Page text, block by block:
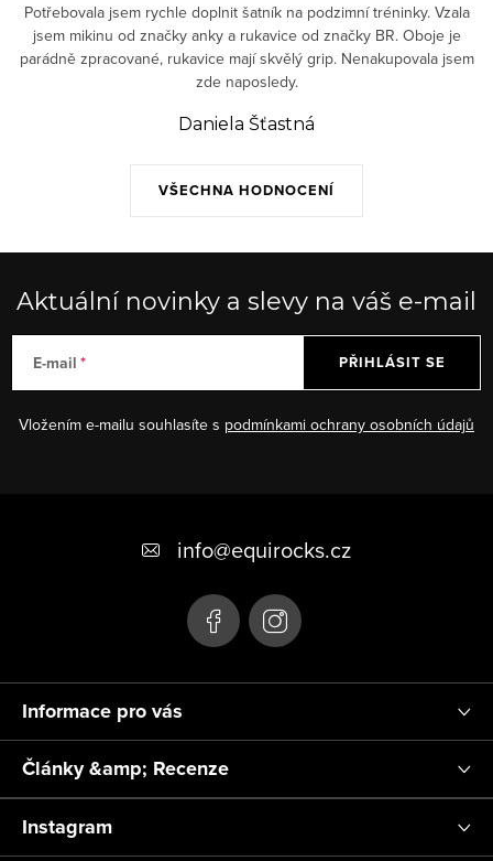
VŠECHNA HODNOCENÍ
Potřebovala jsem rychle doplnit šatník na podzimní tréninky. Vzala
jsem mikinu od značky anky a rukavice od značky BR. Oboje je
parádně zpracované, rukavice mají skvělý grip. Nenakupovala jsem
zde naposledy.
Daniela Šťastná
Aktuální novinky a slevy na váš e-mail
E-mail
Vložením e-mailu souhlasíte s podmínkami ochrany osobních údajů
PŘIHLÁSIT SE
í
info@equirocks.cz
Informace pro vás
Články &amp; Recenze
Instagram